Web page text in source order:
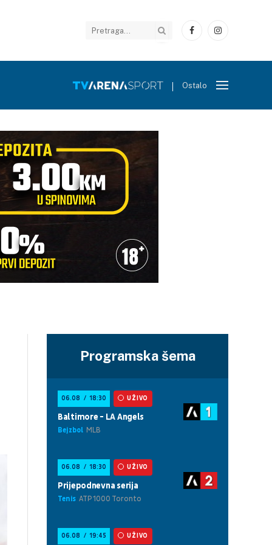
FacebookInstagram
Ostalo
Programska šema